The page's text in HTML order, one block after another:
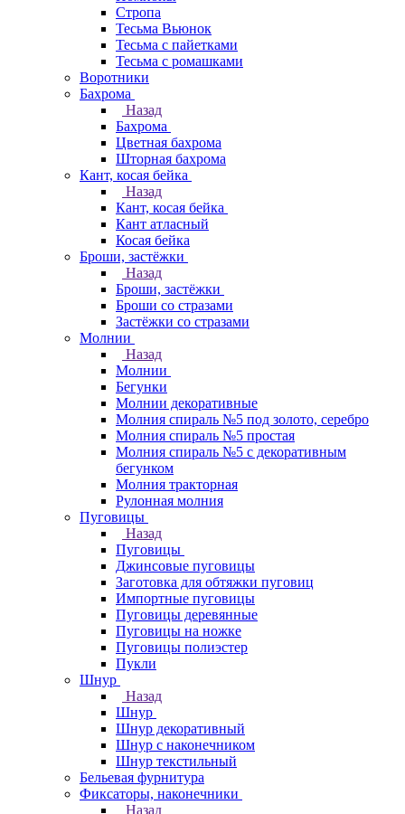
Стропа
Тесьма Вьюнок
Тесьма с пайетками
Тесьма с ромашками
Воротники
Бахрома
Назад
Бахрома
Цветная бахрома
Шторная бахрома
Кант, косая бейка
Назад
Кант, косая бейка
Кант атласный
Косая бейка
Броши, застёжки
Назад
Броши, застёжки
Броши со стразами
Застёжки со стразами
Молнии
Назад
Молнии
Бегунки
Молнии декоративные
Молния спираль №5 под золото, серебро
Молния спираль №5 простая
Молния спираль №5 с декоративным
бегунком
Молния тракторная
Рулонная молния
Пуговицы
Назад
Пуговицы
Джинсовые пуговицы
Заготовка для обтяжки пуговиц
Импортные пуговицы
Пуговицы деревянные
Пуговицы на ножке
Пуговицы полиэстер
Пукли
Шнур
Назад
Шнур
Шнур декоративный
Шнур с наконечником
Шнур текстильный
Бельевая фурнитура
Фиксаторы, наконечники
Назад